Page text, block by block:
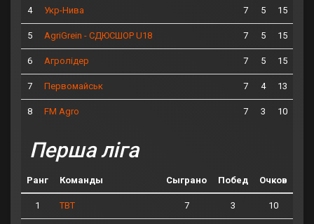
4 Укр-Нива 7 5 15
5 AgriGrein - СДЮСШОР U18 7 5 15
6 Агролідер 7 5 15
7 Первомайськ 7 4 13
8 FM Agro 7 3 10
Перша ліга
Ранг Команды Сыграно Побед Очков
1 ТВТ 7 3 10